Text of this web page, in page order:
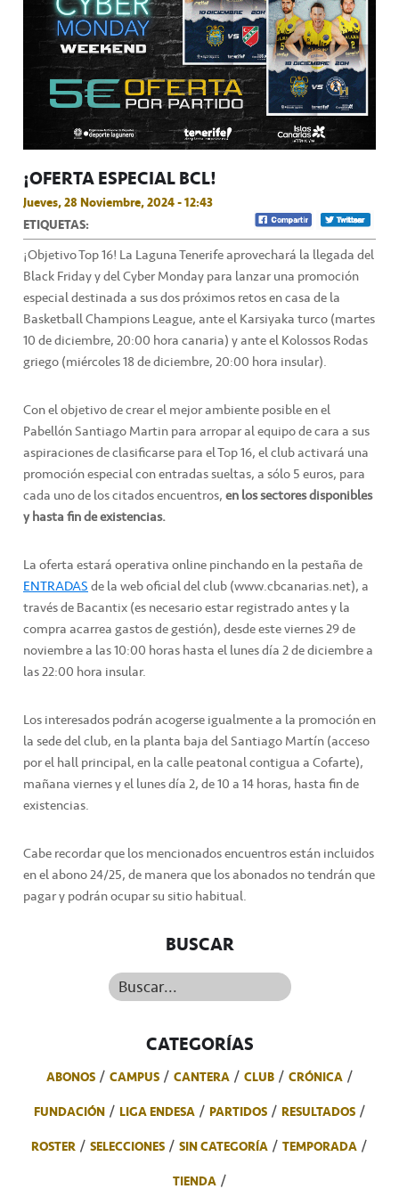
¡OFERTA ESPECIAL BCL!
Jueves, 28 Noviembre, 2024 - 12:43
ETIQUETAS:
¡Objetivo Top 16! La Laguna Tenerife aprovechará la llegada del
Black Friday y del Cyber Monday para lanzar una promoción
especial destinada a sus dos próximos retos en casa de la
Basketball Champions League, ante el Karsiyaka turco (martes
10 de diciembre, 20:00 hora canaria) y ante el Kolossos Rodas
griego (miércoles 18 de diciembre, 20:00 hora insular).
Con el objetivo de crear el mejor ambiente posible en el
Pabellón Santiago Martin para arropar al equipo de cara a sus
aspiraciones de clasificarse para el Top 16, el club activará una
promoción especial con entradas sueltas, a sólo 5 euros, para
cada uno de los citados encuentros,en los sectores disponibles
y hasta fin de existencias.
La oferta estará operativa online pinchando en la pestaña de
ENTRADASde la web oficial del club (www.cbcanarias.net), a
través de Bacantix (es necesario estar registrado antes y la
compra acarrea gastos de gestión), desde este viernes 29 de
noviembre a las 10:00 horas hasta el lunes día 2 de diciembre a
las 22:00 hora insular.
Los interesados podrán acogerse igualmente a la promoción en
la sede del club, en la planta baja del Santiago Martín (acceso
por el hall principal, en la calle peatonal contigua a Cofarte),
mañana viernes y el lunes día 2, de 10 a 14 horas, hasta fin de
existencias.
Cabe recordar que los mencionados encuentros están incluidos
en el abono 24/25, de manera que los abonados no tendrán que
pagar y podrán ocupar su sitio habitual.
BUSCAR
Buscar...
CATEGORÍAS
ABONOS CAMPUS CANTERA CLUB
CRÓNICA
FUNDACIÓN
LIGA ENDESA PARTIDOS
RESULTADOS
ROSTER
SELECCIONES SIN CATEGORÍA
TEMPORADA
TIENDA